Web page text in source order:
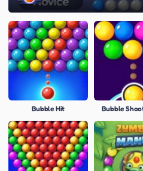
Bubble Hit Bubble